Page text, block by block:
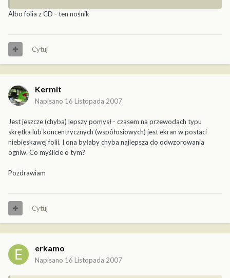
Albo folia z CD - ten nośnik
Cytuj
Kermit
Napisano 16 Listopada 2007
Jest jeszcze (chyba) lepszy pomysł - czasem na przewodach typu
skrętka lub koncentrycznych (współosiowych) jest ekran w postaci
niebieskawej folii. I ona byłaby chyba najlepsza do odwzorowania
ogniw. Co myślicie o tym?
Pozdrawiam
Cytuj
erkamo
Napisano 16 Listopada 2007